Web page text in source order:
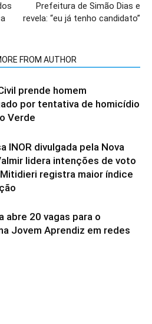
Prefeitura de Simão Dias e
revela: “eu já tenho candidato”
FROM AUTHOR
prende homem
por tentativa de homicídio
Verde
INOR divulgada pela Nova
lidera intenções de voto
registra maior índice
abre 20 vagas para o
Jovem Aprendiz em redes